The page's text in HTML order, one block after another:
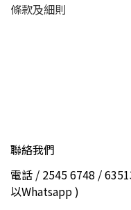
條款及細則
聯絡我們
電話 / 2545 6748 /
以Whatsapp )